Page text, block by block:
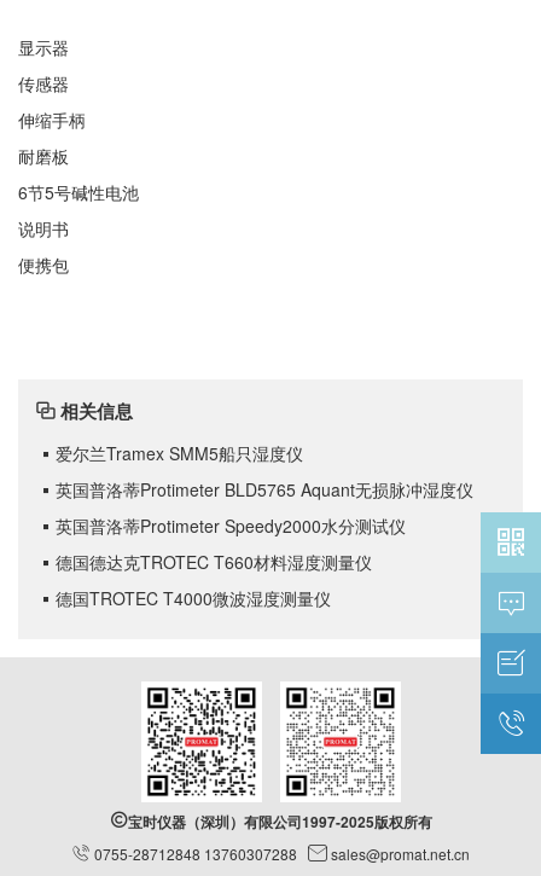
显示器
传感器
伸缩手柄
耐磨板
6节5号碱性电池
说明书
便携包
 相关信息
 爱尔兰Tramex SMM5船只湿度仪
 英国普洛蒂Protimeter BLD5765 Aquant无损脉冲湿度仪
 英国普洛蒂Protimeter Speedy2000水分测试仪
 德国德达克TROTEC T660材料湿度测量仪
 德国TROTEC T4000微波湿度测量仪
宝时仪器（深圳）有限公司1997-2025版权所有
 0755-28712848 13760307288 sales@promat.net.cn



